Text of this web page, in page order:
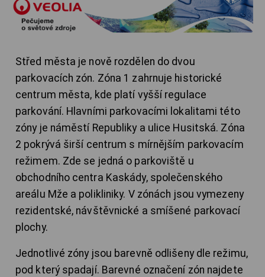
Střed města je nově rozdělen do dvou
parkovacích zón. Zóna 1 zahrnuje historické
centrum města, kde platí vyšší regulace
parkování. Hlavními parkovacími lokalitami této
zóny je náměstí Republiky a ulice Husitská. Zóna
2 pokrývá širší centrum s mírnějším parkovacím
režimem. Zde se jedná o parkoviště u
obchodního centra Kaskády, společenského
areálu Mže a polikliniky. V zónách jsou vymezeny
rezidentské, návštěvnické a smíšené parkovací
plochy.
Jednotlivé zóny jsou barevně odlišeny dle režimu,
pod který spadají. Barevné označení zón najdete